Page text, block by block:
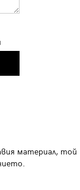
материал, той